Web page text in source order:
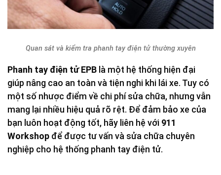
Quan sát và kiểm tra phanh tay điện tử thường xuyên
Phanh tay điện tử EPB là một hệ thống hiện đại
giúp nâng cao an toàn và tiện nghi khi lái xe. Tuy có
một số nhược điểm về chi phí sửa chữa, nhưng vẫn
mang lại nhiều hiệu quả rõ rệt. Để đảm bảo xe của
bạn luôn hoạt động tốt, hãy liên hệ với 911
Workshop để được tư vấn và sửa chữa chuyên
nghiệp cho hệ thống phanh tay điện tử.